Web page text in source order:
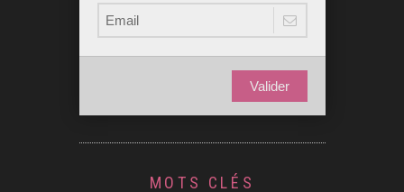
Valider
MOTS CLÉS